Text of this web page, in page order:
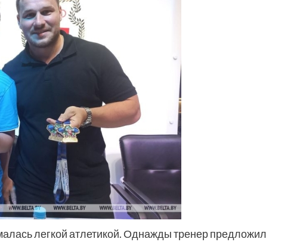
легкой атлетикой. Однажды тренер предложил